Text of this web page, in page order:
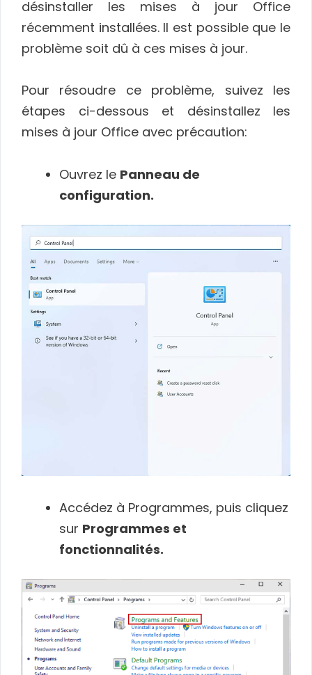
désinstaller les mises à jour Office
récemment installées. Il est possible que le
problème soit dû à ces mises à jour.
Pour résoudre ce problème, suivez les
étapes ci-dessous et désinstallez les
mises à jour Office avec précaution:
Ouvrez le Panneau de
configuration.
Accédez à Programmes, puis cliquez
sur Programmes et
fonctionnalités.